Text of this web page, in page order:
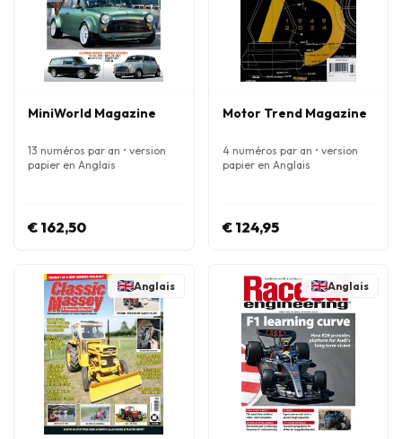
MiniWorld Magazine
13 numéros par an • version
papier en Anglais
€ 162,50
Motor Trend Magazine
4 numéros par an • version
papier en Anglais
€ 124,95
Anglais Anglais